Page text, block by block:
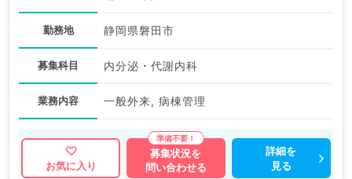
勤務地 静岡県磐田市
募集科目 内分泌・代謝内科
業務内容 一般外来, 病棟管理
お気に入り
募集状況を
問い合わせる
詳細を
見る